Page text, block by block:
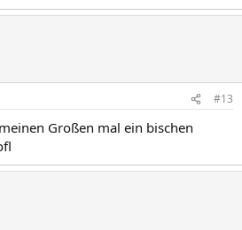
#13
Großen mal ein bischen